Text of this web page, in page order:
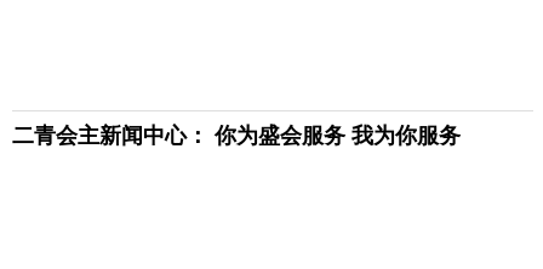
二青会主新闻中心： 你为盛会服务 我为你服务